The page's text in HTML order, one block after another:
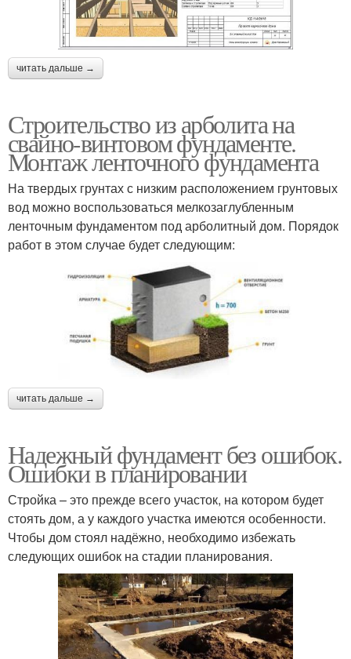
читать дальше →
Строительство из арболита на
свайно-винтовом фундаменте.
Монтаж ленточного фундамента
На твердых грунтах с низким расположением грунтовых
вод можно воспользоваться мелкозаглубленным
ленточным фундаментом под арболитный дом. Порядок
работ в этом случае будет следующим:
читать дальше →
Надежный фундамент без ошибок.
Ошибки в планировании
Стройка – это прежде всего участок, на котором будет
стоять дом, а у каждого участка имеются особенности.
Чтобы дом стоял надёжно, необходимо избежать
следующих ошибок на стадии планирования.